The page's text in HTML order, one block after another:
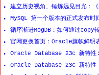
建立历史视角、锤炼远见目光：
MySQL 第一个版本的正式发布时
循序渐进MogDB：如何通过copy
官网更换首页：Oracle旗帜鲜明
Oracle Database 23c 新特性:
Oracle Database 23c 新特性